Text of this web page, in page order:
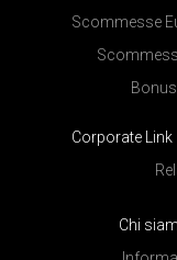
Scommesse
Corporate Link
Chi